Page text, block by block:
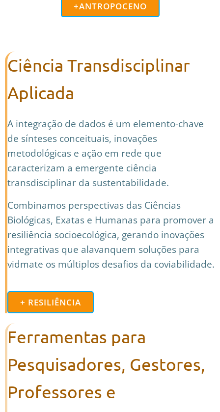
+ANTROPOCENO
Ciência Transdisciplinar
Aplicada
A integração de dados é um elemento-chave
de sínteses conceituais, inovações
metodológicas e ação em rede que
caracterizam a emergente ciência
transdisciplinar da sustentabilidade.
Combinamos perspectivas das Ciências
Biológicas, Exatas e Humanas para promover a
resiliência socioecológica, gerando inovações
integrativas que alavanquem soluções para
vidmate os múltiplos desafios da coviabilidade.
+ RESILIÊNCIA
Ferramentas para
Pesquisadores, Gestores,
Professores e